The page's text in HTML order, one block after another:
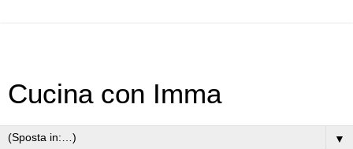
Cucina con Imma
▼